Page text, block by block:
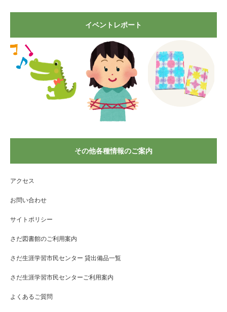
イベントレポート
その他各種情報のご案内
アクセス
お問い合わせ
サイトポリシー
さだ図書館のご利用案内
さだ生涯学習市民センター 貸出備品一覧
さだ生涯学習市民センターご利用案内
よくあるご質問